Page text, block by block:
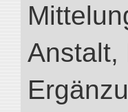
Anstalt,